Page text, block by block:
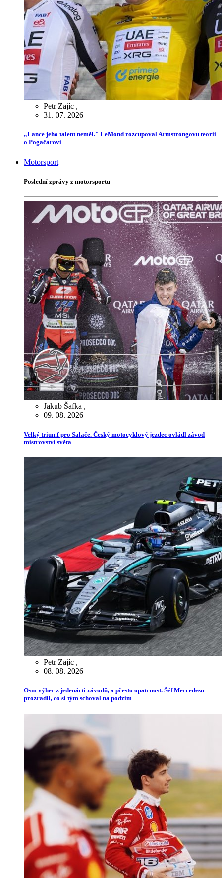
Petr Zajíc ,
31. 07. 2026
„Lance jeho talent neměl." LeMond rozcupoval Armstrongovu teorii
o Pogačarovi
Motorsport
Poslední zprávy z motorsportu
Jakub Šafka ,
09. 08. 2026
Velký triumf pro Salače. Český motocyklový jezdec ovládl závod
mistrovství světa
Petr Zajíc ,
08. 08. 2026
Osm výher z jedenácti závodů, a přesto opatrnost. Šéf Mercedesu
prozradil, co si tým schoval na podzim